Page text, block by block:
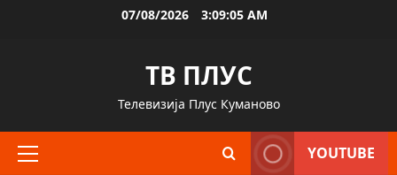
07/08/2026 3:09:06 AM
ТВ ПЛУС
Телевизија Плус Куманово
Primary
YOUTUBE